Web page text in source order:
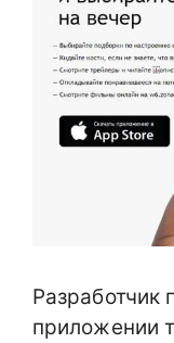
Разработчик
приложении